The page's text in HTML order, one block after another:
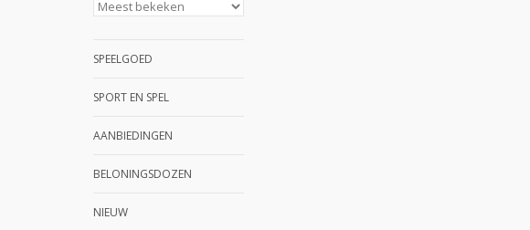
SPEELGOED
SPORT EN SPEL
AANBIEDINGEN
BELONINGSDOZEN
NIEUW